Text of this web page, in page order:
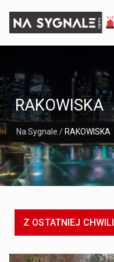
Na Sygnale / RAKOWISKA
RAKOWISKA
Z OSTATNIEJ CHWILI